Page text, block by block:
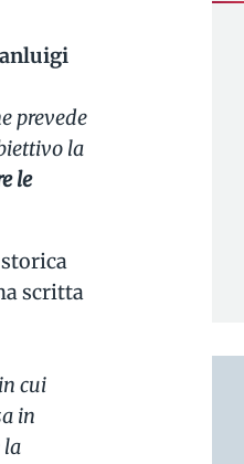
prevede
la
le
scritta
cui
in
la